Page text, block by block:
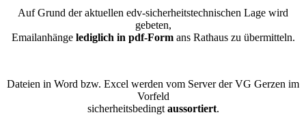
Auf Grund der aktuellen edv-sicherheitstechnischen Lage wird
gebeten,
Emailanhänge lediglich in pdf-Formans Rathaus zu übermitteln.
Dateien in Word bzw. Excel werden vom Server der VG Gerzen im
Vorfeld
sicherheitsbedingt aussortiert.